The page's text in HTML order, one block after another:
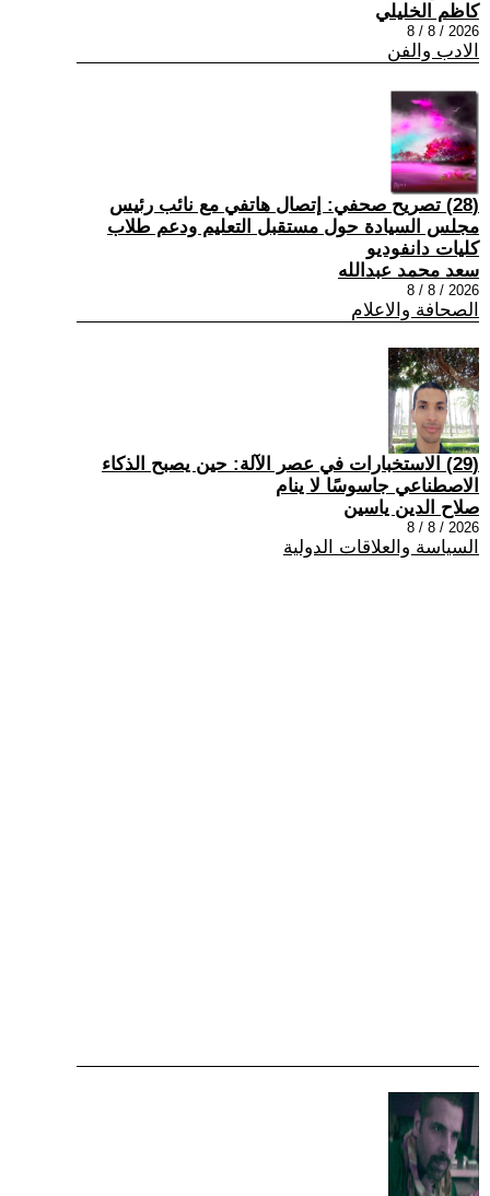
كاظم الخليلي
2026 / 8 / 8
الادب والفن
(28) تصريح صحفي: إتصال هاتفي مع نائب رئيس
مجلس السيادة حول مستقبل التعليم ودعم طلاب
كليات دانفوديو
سعد محمد عبدالله
2026 / 8 / 8
الصحافة والاعلام
(29) الاستخبارات في عصر الآلة: حين يصبح الذكاء
الاصطناعي جاسوسًا لا ينام
صلاح الدين ياسين
2026 / 8 / 8
السياسة والعلاقات الدولية